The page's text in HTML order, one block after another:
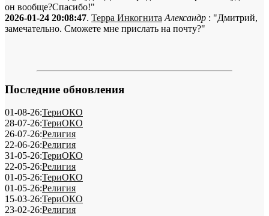
он вообще?Спасибо!"
2026-01-24 20:08:47. Терра Инкогнита Александр : "Дмитрий,
замечательно. Сможете мне прислать на почту?"
Последние обновления
01-08-26:ТериОКО
28-07-26:ТериОКО
26-07-26:Религия
22-06-26:Религия
31-05-26:ТериОКО
22-05-26:Религия
01-05-26:ТериОКО
01-05-26:Религия
15-03-26:ТериОКО
23-02-26:Религия